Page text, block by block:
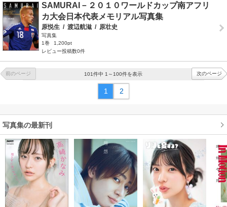
SAMURAI－２０１０ワールドカップ南アフリ
カ大会日本代表メモリアル写真集
原悦生 / 渡辺航滋 / 原壮史
写真集
1巻
1,200pt
レビュー投稿数0件
前のページ 101件中 1～100件を表示 次のページ
1 2
写真集の最新刊